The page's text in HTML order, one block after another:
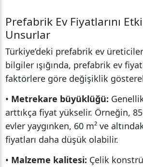
Prefabrik Ev Fiyatlarını
Unsurlar
Türkiye’deki prefabrik ev
bilgiler ışığında, prefabrik ev
faktörlere göre değişiklik
• Metrekare büyüklüğü:
arttıkça fiyat yükselir. Örneğin,
evler yaygınken, 60 m² ve
fiyatları daha düşük olabilir.
• Malzeme kalitesi: Çelik